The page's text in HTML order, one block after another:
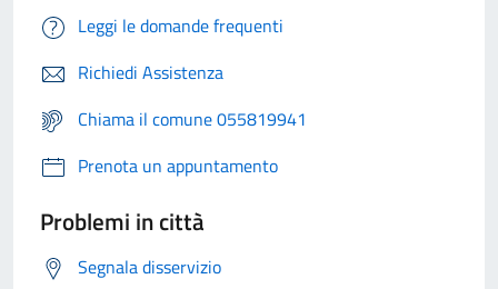
Leggi le domande frequenti
Richiedi Assistenza
Chiama il comune 055819941
Prenota un appuntamento
Problemi in città
Segnala disservizio